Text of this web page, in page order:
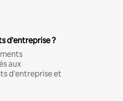
d'entreprise ?
aux
d'entreprise et